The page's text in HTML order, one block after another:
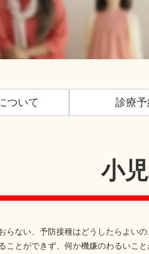
ついて 診療予
小
ない、予防接種はどうしたらよいの
ことができず、何か機嫌のわるいこ